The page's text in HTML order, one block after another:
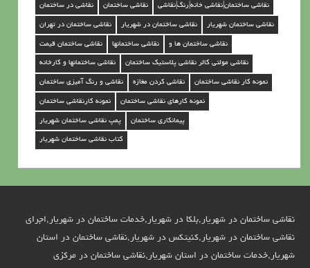
نقاشی در ساختمان نقاشی ساختمان نقاشی ساختمان|نقاشی خانه|رنگ|نقاشی
نقاشی ساختمان در تهران نقاشی ساختمان در شهریار نقاشی ساختمان شهریار
نقاشی ساختمان قیمت نقاشی ساختمانها نقاشی ساختمان ها و
نقاشی ساختمانها و کارخانه نقاشی مولتی کالر نقاشی پلاستیک ساختمان
نقاشی و رنگ آمیزی ساختمان نقاشی کردن مغازه نمونه کار نقاشی ساختمان
نمونه کارنقاشی ساختمان نمونه کارهای نقاشی ساختمان
پمپ نقاشی ساختمان شهریار پیمانکاری ساختمان
کتاب نقاشی ساختمان شهریار
نقاشی ساختمان در شهریار,بلکا در شهریار,خدمات ساختمان در شهریار,اجرای
نقاشی ساختمان در شهریار,کنیتکس در شهریار,نقاشی ساختمان در استان
شهریار,خدمات ساختمان در استان شهریار,نقاشی ساختمان در مرکزی